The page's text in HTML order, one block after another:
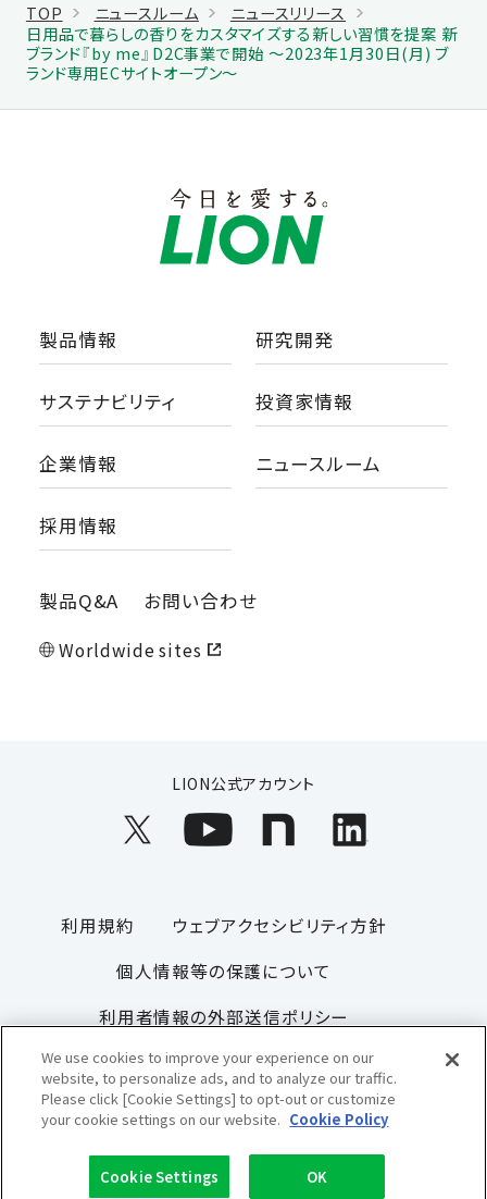
TOP ニュースルーム
ニュースリリース
日用品で暮らしの香りをカスタマイズする新しい習慣を提案 新
ブランド『by me』D2C事業で開始 ～2023年1月30日(月) ブ
ランド専用ECサイトオープン～
製品情報 研究開発
サステナビリティ 投資家情報
企業情報 ニュースルーム
採用情報
製品Q&A お問い合わせ
Worldwide sites
LION公式アカウント
利用規約
ウェブアクセシビリティ方針
個人情報等の保護について
利用者情報の外部送信ポリシー
ソーシャルメディアポリシー
サイトマップ
Copyright© 1996-2026 Lion Corporation. All rights reserved.
We use cookies to improve your experience on our
website, to personalize ads, and to analyze our traffic.
Please click [Cookie Settings] to opt-out or customize
your cookie settings on our website. Cookie Policy
Cookie Settings OK